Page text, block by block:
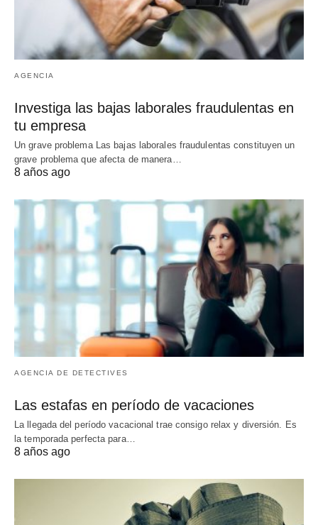
AGENCIA
Investiga las bajas laborales fraudulentas en
tu empresa
Un grave problema Las bajas laborales fraudulentas constituyen un
grave problema que afecta de manera…
8 años ago
AGENCIA DE DETECTIVES
Las estafas en período de vacaciones
La llegada del período vacacional trae consigo relax y diversión. Es
la temporada perfecta para…
8 años ago